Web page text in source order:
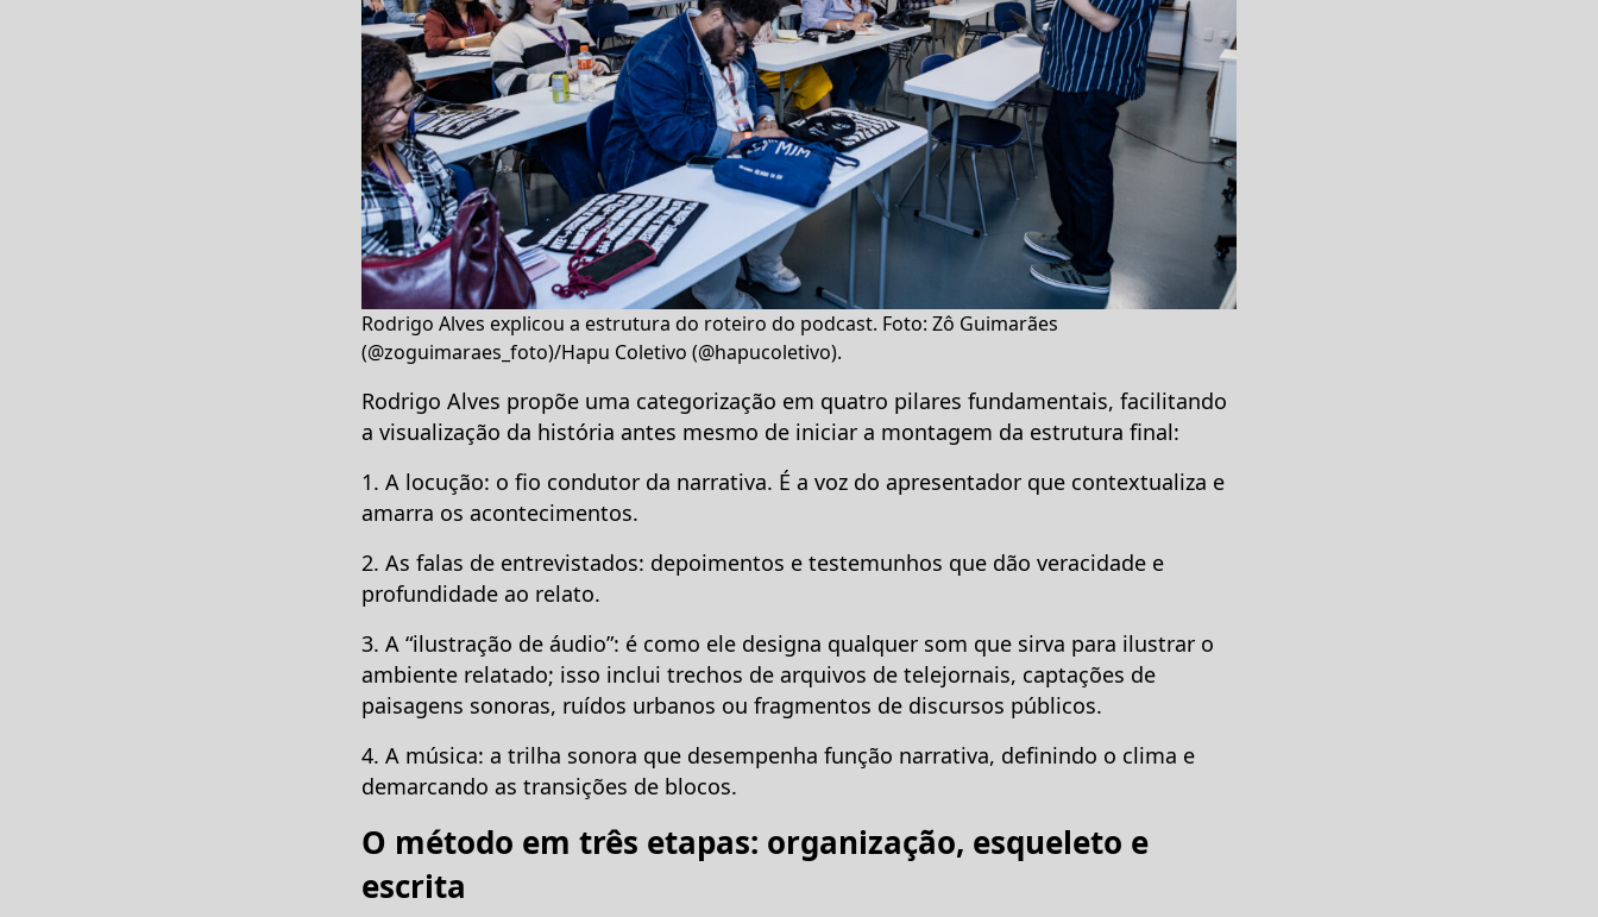
Rodrigo Alves explicou a estrutura do roteiro do podcast. Foto: Zô Guimarães
(@zoguimaraes_foto)/Hapu Coletivo (@hapucoletivo).
Rodrigo Alves propõe uma categorização em quatro pilares fundamentais, facilitando
a visualização da história antes mesmo de iniciar a montagem da estrutura final:
1. A locução: o fio condutor da narrativa. É a voz do apresentador que contextualiza e
amarra os acontecimentos.
2. As falas de entrevistados: depoimentos e testemunhos que dão veracidade e
profundidade ao relato.
3. A “ilustração de áudio”: é como ele designa qualquer som que sirva para ilustrar o
ambiente relatado; isso inclui trechos de arquivos de telejornais, captações de
paisagens sonoras, ruídos urbanos ou fragmentos de discursos públicos.
4. A música: a trilha sonora que desempenha função narrativa, definindo o clima e
demarcando as transições de blocos.
O método em três etapas: organização, esqueleto e
escrita